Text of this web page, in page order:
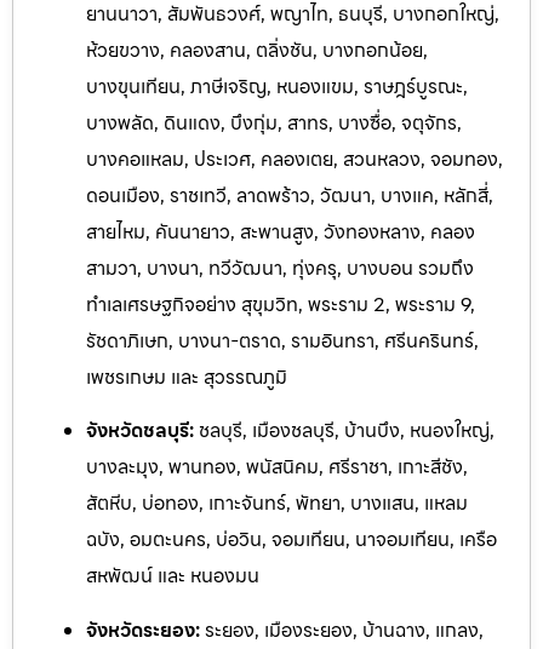
ยานนาวา, สัมพันธวงศ์, พญาไท, ธนบุรี, บางกอกใหญ่,
ห้วยขวาง, คลองสาน, ตลิ่งชัน, บางกอกน้อย,
บางขุนเทียน, ภาษีเจริญ, หนองแขม, ราษฎร์บูรณะ,
บางพลัด, ดินแดง, บึงกุ่ม, สาทร, บางซื่อ, จตุจักร,
บางคอแหลม, ประเวศ, คลองเตย, สวนหลวง, จอมทอง,
ดอนเมือง, ราชเทวี, ลาดพร้าว, วัฒนา, บางแค, หลักสี่,
สายไหม, คันนายาว, สะพานสูง, วังทองหลาง, คลอง
สามวา, บางนา, ทวีวัฒนา, ทุ่งครุ, บางบอน รวมถึง
ทำเลเศรษฐกิจอย่าง สุขุมวิท, พระราม 2, พระราม 9,
รัชดาภิเษก, บางนา-ตราด, รามอินทรา, ศรีนครินทร์,
เพชรเกษม และ สุวรรณภูมิ
จังหวัดชลบุรี: ชลบุรี, เมืองชลบุรี, บ้านบึง, หนองใหญ่,
บางละมุง, พานทอง, พนัสนิคม, ศรีราชา, เกาะสีชัง,
สัตหีบ, บ่อทอง, เกาะจันทร์, พัทยา, บางแสน, แหลม
ฉบัง, อมตะนคร, บ่อวิน, จอมเทียน, นาจอมเทียน, เครือ
สหพัฒน์ และ หนองมน
จังหวัดระยอง:ระยอง, เมืองระยอง, บ้านฉาง, แกลง,